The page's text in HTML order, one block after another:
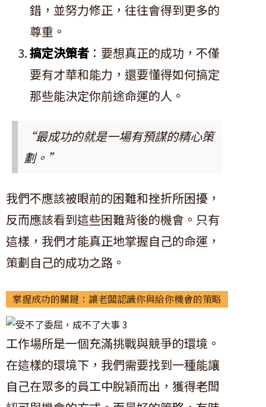
錯，並努力修正，往往會得到更多的
尊重。
搞定決策者 ：要想真正的成功，不僅
要有才華和能力，還要懂得如何搞定
那些能決定你前途命運的人。
“最成功的就是一場有預謀的精心策
劃。”
我們不應該被眼前的困難和挫折所困擾，
反而應該看到這些困難背後的機會。只有
這樣，我們才能真正地掌握自己的命運，
策劃自己的成功之路。
掌握成功的關鍵：讓老闆認識你與給你機會的策略
工作場所是一個充滿挑戰與競爭的環境。
在這樣的環境下，我們需要找到一種能讓
自己在眾多的員工中脫穎而出，獲得老闆